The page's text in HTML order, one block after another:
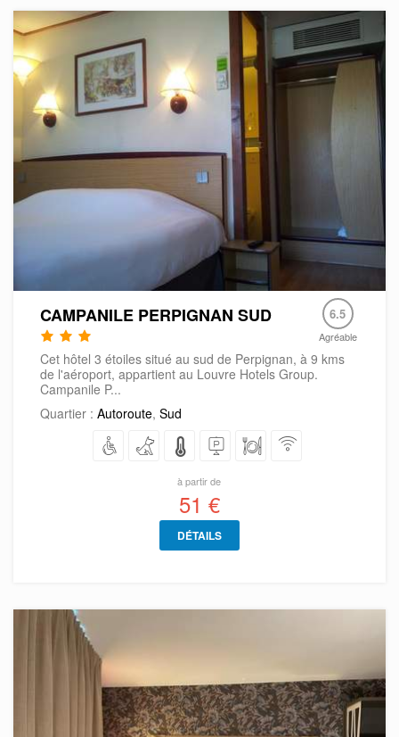
CAMPANILE PERPIGNAN SUD 6.5
Agréable
Cet hôtel 3 étoiles situé au sud de Perpignan, à 9 kms
de l'aéroport, appartient au Louvre Hotels Group.
Campanile P...
Quartier : Autoroute, Sud
à partir de
51 €
DÉTAILS